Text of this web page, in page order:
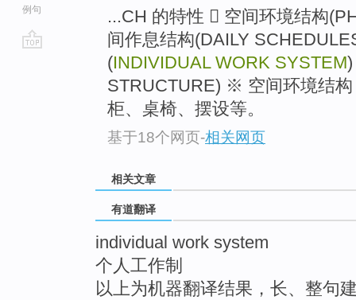
例句
...CH 的特性  空间环境结构
间作息结构(DAILY
(INDIVIDUAL WORK SYSTEM
STRUCTURE) ※ 空间环境结
柜、桌椅、摆设等。
基于18个网页-相关网页
相关文章
有道翻译
individual work system
个人工作制
以上为机器翻译结果，长、整句